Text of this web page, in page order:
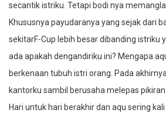
secantik istriku. Tetapi bodi nya
Khususnya payudaranya yang sejak dari
sekitarF-Cup lebih besar dibanding istriku
ada apakah dengandiriku ini? Mengapa
berkenaan tubuh istri orang. Pada
kantorku sambil berusaha melepas
Hari untuk hari berakhir dan aqu sering